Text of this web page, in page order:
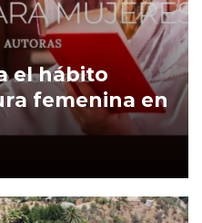
el hábito
femenina en